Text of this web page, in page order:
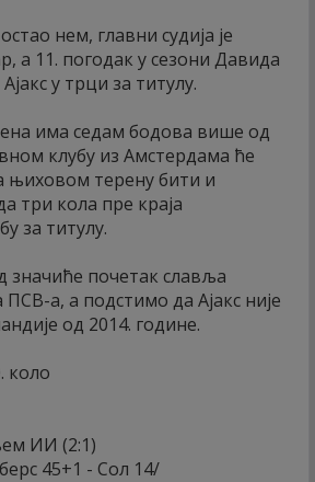
нем, главни судија је
а 11. погодак у сезони Давида
у трци за титулу.
има седам бодова више од
клубу из Амстердама ће
њиховом терену бити и
три кола пре краја
за титулу.
значиће почетак славља
ПСВ-а, а подстимо да Ајакс није
од 2014. године.
коло
ИИ (2:1)
45+1 - Сол 14/